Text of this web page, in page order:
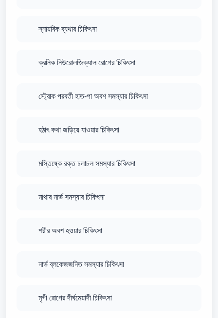
স্নায়বিক ব্যথার চিকিৎসা
ক্রনিক নিউরোলজিক্যাল রোগের চিকিৎসা
স্ট্রোক পরবর্তী হাত-পা অবশ সমস্যার চিকিৎসা
হঠাৎ কথা জড়িয়ে যাওয়ার চিকিৎসা
মস্তিষ্কে রক্ত চলাচল সমস্যার চিকিৎসা
মাথার নার্ভ সমস্যার চিকিৎসা
শরীর অবশ হওয়ার চিকিৎসা
নার্ভ ব্লকেজজনিত সমস্যার চিকিৎসা
মৃগী রোগের দীর্ঘমেয়াদী চিকিৎসা